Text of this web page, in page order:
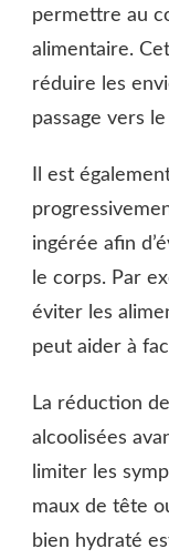
permettre au
alimentaire.
réduire les
passage vers
Il est
ingérée afin
le corps. Par
éviter les
peut aider à
La réduction
alcoolisées
limiter les
maux de tête
bien hydraté